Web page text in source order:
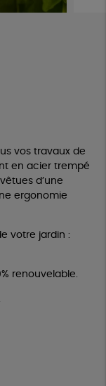
vos travaux de
en acier trempé
d’une
ergonomie
votre jardin :
renouvelable.